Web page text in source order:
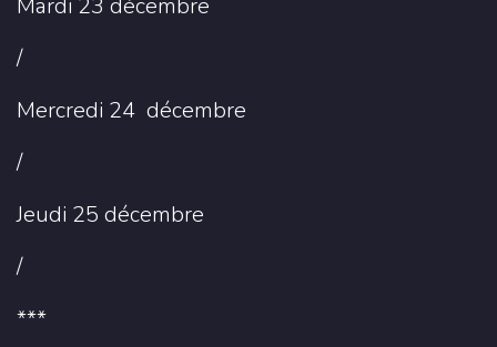
Mardi 23 décembre
/
Mercredi 24 décembre
/
Jeudi 25 décembre
/
***